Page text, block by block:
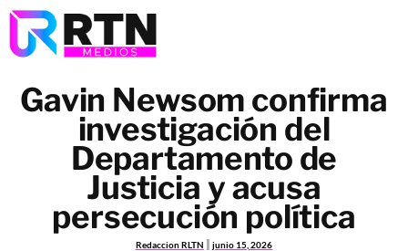
Gavin Newsom confirma
investigación del
Departamento de
Justicia y acusa
persecución política
Redaccion RLTN junio 15, 2026